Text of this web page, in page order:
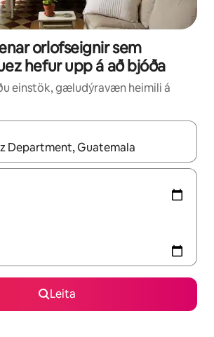
orlofseignir sem
hefur upp á að bjóða
einstök, gæludýravæn heimili á
liggja fyrir skaltu nota upp og niður
Leita